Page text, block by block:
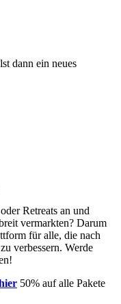
dann ein neues
Retreats an und
vermarkten? Darum
für alle, die nach
verbessern. Werde
50% auf alle Pakete